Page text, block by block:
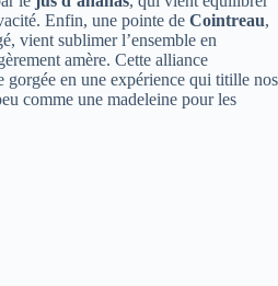
Enfin, une pointe de Cointreau,
vient sublimer l’ensemble en
amère. Cette alliance
gorgée en une expérience qui titille nos
comme une madeleine pour les